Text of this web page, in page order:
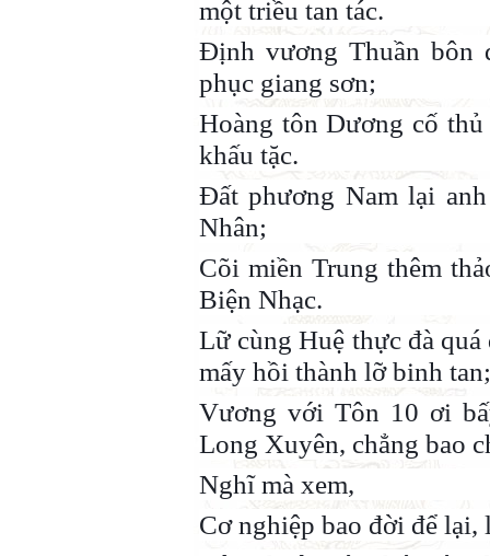
một triều tan tác.
Định vương Thuần bôn
phục giang sơn;
Hoàng tôn Dương cố
khấu tặc.
Đất phương Nam lại
Nhân;
Cõi miền Trung thêm
Biện Nhạc.
Lữ cùng Huệ thực đà
mấy hồi thành lỡ binh tan;
Vương với Tôn 10 ơi
Long Xuyên, chẳng bao
Nghĩ mà xem,
Cơ nghiệp bao đời để